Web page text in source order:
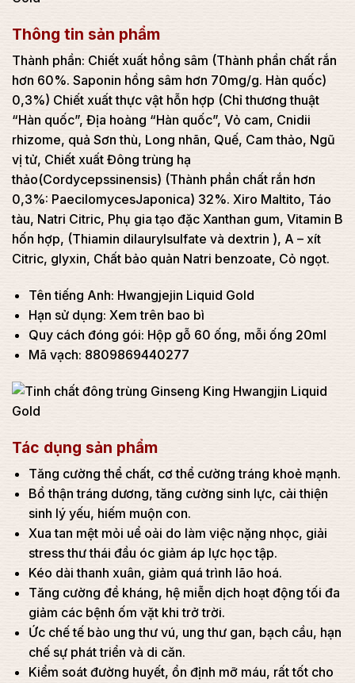
Thông tin sản phẩm
Thành phần: Chiết xuất hồng sâm (Thành phần chất rắn
hơn 60%. Saponin hồng sâm hơn 70mg/g. Hàn quốc)
0,3%) Chiết xuất thực vật hỗn hợp (Chỉ thương thuật
“Hàn quốc”, Địa hoàng “Hàn quốc”, Vỏ cam, Cnidii
rhizome, quả Sơn thù, Long nhãn, Quế, Cam thảo, Ngũ
vị tử, Chiết xuất Đông trùng hạ
thảo(Cordycepssinensis) (Thành phần chất rắn hơn
0,3%: PaecilomycesJaponica) 32%. Xiro Maltito, Táo
tàu, Natri Citric, Phụ gia tạo đặc Xanthan gum, Vitamin B
hốn hợp, (Thiamin dilaurylsulfate và dextrin ), A – xít
Citric, glyxin, Chất bảo quản Natri benzoate, Cỏ ngọt.
Tên tiếng Anh: Hwangjejin Liquid Gold
Hạn sử dụng: Xem trên bao bì
Quy cách đóng gói: Hộp gỗ 60 ống, mỗi ống 20ml
Mã vạch: 8809869440277
Tác dụng sản phẩm
Tăng cường thể chất, cơ thể cường tráng khoẻ mạnh.
Bổ thận tráng dương, tăng cường sinh lực, cải thiện
sinh lý yếu, hiếm muộn con.
Xua tan mệt mỏi uể oải do làm việc nặng nhọc, giải
stress thư thái đầu óc giảm áp lực học tập.
Kéo dài thanh xuân, giảm quá trình lão hoá.
Tăng cường đề kháng, hệ miễn dịch hoạt động tối đa
giảm các bệnh ốm vặt khi trở trời.
Ức chế tế bào ung thư vú, ung thư gan, bạch cầu, hạn
chế sự phát triển và di căn.
Kiểm soát đường huyết, ổn định mỡ máu, rất tốt cho